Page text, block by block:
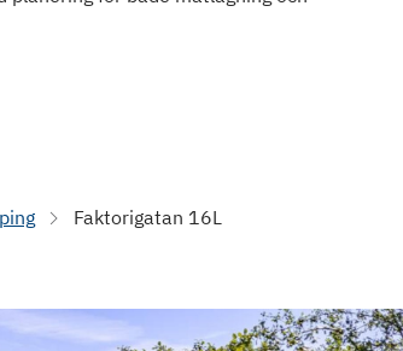
Faktorigatan 16L